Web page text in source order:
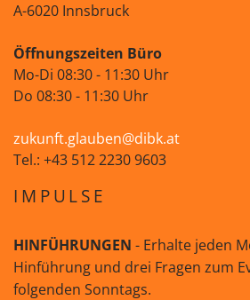
A-6020 Innsbruck
Öffnungszeiten Büro
Mo-Di 08:30 - 11:30 Uhr
Do 08:30 - 11:30 Uhr
zukunft.glauben@dibk.at
Tel.: +43 512 2230 9603
IMPULSE
HINFÜHRUNGEN - Erhalte jeden
Hinführung und drei Fragen zum
folgenden Sonntags.